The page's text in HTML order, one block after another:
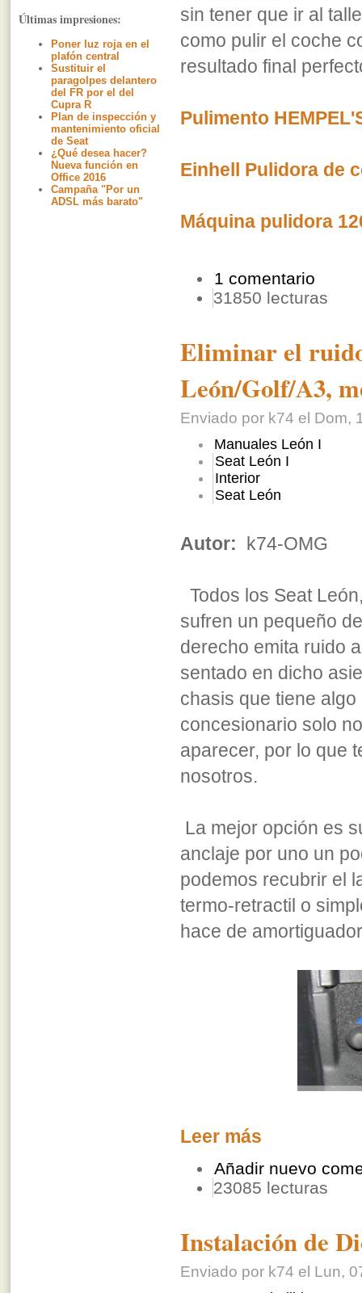
Últimas impresiones:
Poner luz roja en el
plafón central
Sustituir el
paragolpes delantero
del FR por el del
Cupra R
Plan de inspección y
mantenimiento oficial
de Seat
¿Qué desea hacer?
Nueva función en
Office 2016
Campaña "Por un
ADSL más barato"
sin tener que ir al
como pulir el coche
resultado final
Pulimento
Einhell Pulidora de
Máquina pulidora
1 comentario
31850 lecturas
Eliminar el
León/Golf/A3,
Enviado por k74 el Dom,
Manuales León I
Seat León I
Interior
Seat León
Autor: k74-OMG
Todos los Seat
sufren un pequeño
derecho emita ruido
sentado en dicho
chasis que tiene
concesionario solo
aparecer, por lo que
nosotros.
La mejor opción es
anclaje por uno un
podemos recubrir el
termo-retractil o
hace de
Leer más
Añadir nuevo
23085 lecturas
Instalación de
Enviado por k74 el Lun,